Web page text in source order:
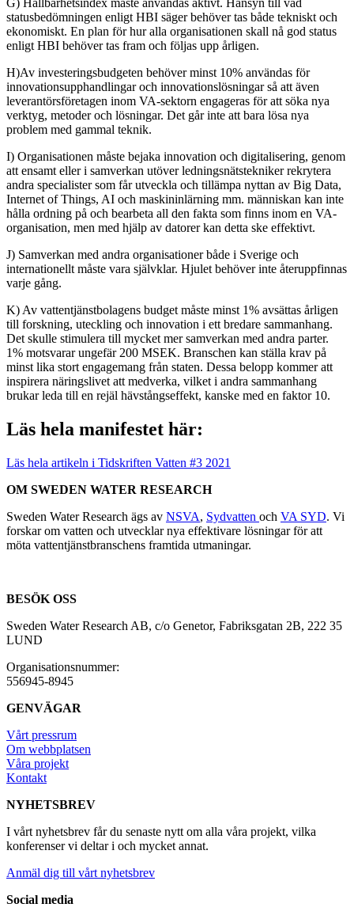
statusbedömningen enligt HBI säger behöver tas både tekniskt och
ekonomiskt. En plan för hur alla organisationen skall nå god status
enligt HBI behöver tas fram och följas upp årligen.
H)Av investeringsbudgeten behöver minst 10% användas för
innovationsupphandlingar och innovationslösningar så att även
leverantörsföretagen inom VA-sektorn engageras för att söka nya
verktyg, metoder och lösningar. Det går inte att bara lösa nya
problem med gammal teknik.
I) Organisationen måste bejaka innovation och digitalisering, genom
att ensamt eller i samverkan utöver ledningsnätstekniker rekrytera
andra specialister som får utveckla och tillämpa nyttan av Big Data,
Internet of Things, AI och maskininlärning mm. människan kan inte
hålla ordning på och bearbeta all den fakta som finns inom en VA-
organisation, men med hjälp av datorer kan detta ske effektivt.
J) Samverkan med andra organisationer både i Sverige och
internationellt måste vara självklar. Hjulet behöver inte återuppfinnas
varje gång.
K) Av vattentjänstbolagens budget måste minst 1% avsättas årligen
till forskning, uteckling och innovation i ett bredare sammanhang.
Det skulle stimulera till mycket mer samverkan med andra parter.
1% motsvarar ungefär 200 MSEK. Branschen kan ställa krav på
minst lika stort engagemang från staten. Dessa belopp kommer att
inspirera näringslivet att medverka, vilket i andra sammanhang
brukar leda till en rejäl hävstångseffekt, kanske med en faktor 10.
Läs hela manifestet här:
Läs hela artikeln i Tidskriften Vatten #3 2021
OM SWEDEN WATER RESEARCH
Sweden Water Research ägs av NSVA, Sydvatten och VA SYD. Vi
forskar om vatten och utvecklar nya effektivare lösningar för att
möta vattentjänstbranschens framtida utmaningar.
BESÖK OSS
Sweden Water Research AB, c/o Genetor, Fabriksgatan 2B, 222 35
LUND
Organisationsnummer:
556945-8945
GENVÄGAR
Vårt pressrum
Om webbplatsen
Våra projekt
Kontakt
NYHETSBREV
I vårt nyhetsbrev får du senaste nytt om alla våra projekt, vilka
konferenser vi deltar i och mycket annat.
Anmäl dig till vårt nyhetsbrev
Social media